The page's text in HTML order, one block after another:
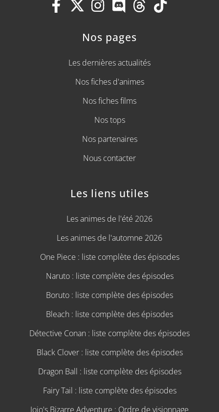
Nos pages
Les dernières actualités
Nos fiches d'animes
Nos fiches films
Nos tops
Nos partenaires
Nous contacter
Les liens utiles
Les animes de l'été 2026
Les animes de l'automne 2026
One Piece : liste complète des épisodes
Naruto : liste complète des épisodes
Boruto : liste complète des épisodes
Bleach : liste complète des épisodes
Détective Conan : liste complète des épisodes
Black Clover : liste complète des épisodes
Dragon Ball : liste complète des épisodes
Fairy Tail : liste complète des épisodes
Jojo's Bizarre Adventure : Ordre de visionnage